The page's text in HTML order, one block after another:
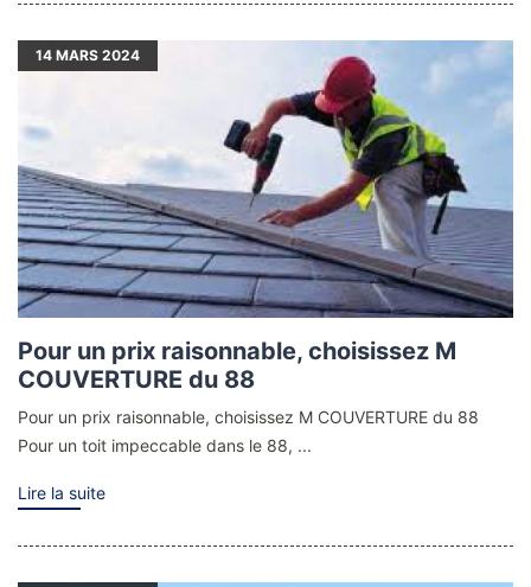
14 MARS 2024
Pour un prix raisonnable, choisissez M
COUVERTURE du 88
Pour un prix raisonnable, choisissez M COUVERTURE du 88
Pour un toit impeccable dans le 88, ...
Lire la suite